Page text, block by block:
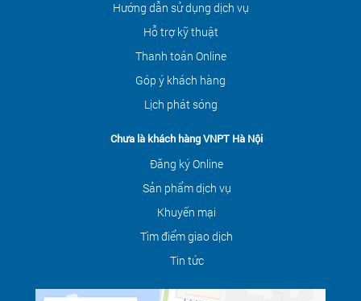
Hướng dẫn sử dụng dịch vụ
Hỗ trợ kỹ thuật
Thanh toán Online
Góp ý khách hàng
Lịch phát sóng
Chưa là khách hàng VNPT Hà Nội
Đăng ký Online
Sản phẩm dịch vụ
Khuyến mại
Tìm điểm giao dịch
Tin tức